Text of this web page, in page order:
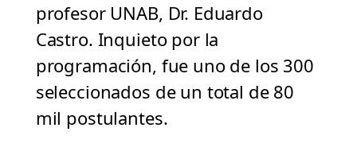
profesor UNAB, Dr. Eduardo
Castro. Inquieto por la
programación, fue uno de los 300
seleccionados de un total de 80
mil postulantes.